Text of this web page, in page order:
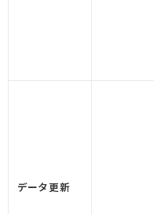
データ更新